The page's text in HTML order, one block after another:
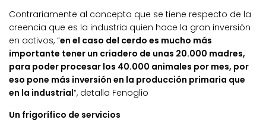
Contrariamente al concepto que se tiene respecto de la
creencia que es la industria quien hace la gran inversión
en activos, “en el caso del cerdo es mucho más
importante tener un criadero de unas 20.000 madres,
para poder procesar los 40.000 animales por mes, por
eso pone más inversión en la producción primaria que
en la industrial“, detalla Fenoglio
Un frigorífico de servicios